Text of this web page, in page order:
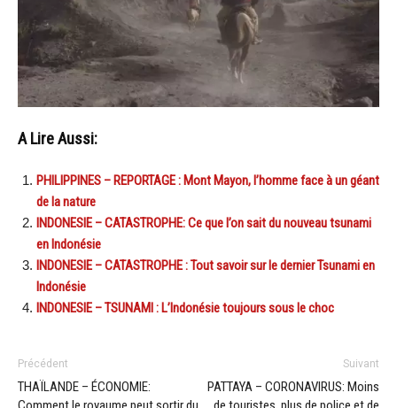
A Lire Aussi:
PHILIPPINES – REPORTAGE : Mont Mayon, l’homme face à un géant
de la nature
INDONESIE – CATASTROPHE: Ce que l’on sait du nouveau tsunami
en Indonésie
INDONESIE – CATASTROPHE : Tout savoir sur le dernier Tsunami en
Indonésie
INDONESIE – TSUNAMI : L’Indonésie toujours sous le choc
Précédent
THAÏLANDE – ÉCONOMIE:
Suivant
PATTAYA – CORONAVIRUS: Moins